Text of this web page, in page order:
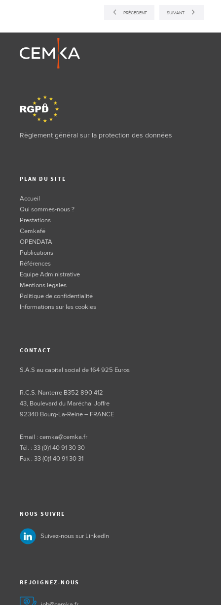
PRÉCEDENT SUIVANT
Règlement général sur la protection des données
PLAN DU SITE
Accueil
Qui sommes-nous ?
Prestations
Cemkafé
OPENDATA
Publications
Références
Equipe Administrative
Mentions légales
Politique de confidentialité
Informations sur les cookies
CONTACT
S.A.S au capital social de 164 925 Euros
R.C.S. Nanterre B352 890 412
43, Boulevard du Maréchal Joffre
92340 Bourg-La-Reine – FRANCE
Email : cemka@cemka.fr
Tél. : 33 (0)1 40 91 30 30
Fax : 33 (0)1 40 91 30 31
NOUS SUIVRE
Suivez-nous sur LinkedIn
REJOIGNEZ-NOUS